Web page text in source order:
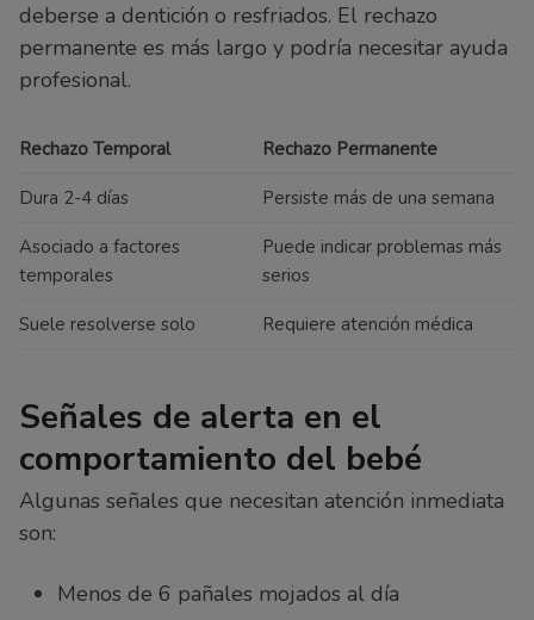
deberse a dentición o resfriados. El rechazo
permanente es más largo y podría necesitar ayuda
profesional.
Rechazo Temporal Rechazo Permanente
Dura 2-4 días Persiste más de una semana
Asociado a factores
temporales
Puede indicar problemas más
serios
Suele resolverse solo Requiere atención médica
Señales de alerta en el
comportamiento del bebé
Algunas señales que necesitan atención inmediata
son:
Menos de 6 pañales mojados al día